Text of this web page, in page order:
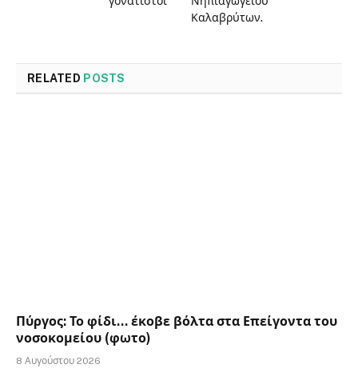
Καλαβρύτων.
RELATED POSTS
Πύργος: Το φίδι… έκοβε βόλτα στα Επείγοντα του
νοσοκομείου (φωτο)
8 Αυγούστου 2026